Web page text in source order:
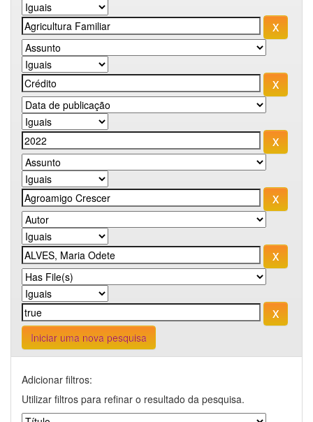
Iniciar uma nova pesquisa
Adicionar filtros:
Utilizar filtros para refinar o resultado da pesquisa.